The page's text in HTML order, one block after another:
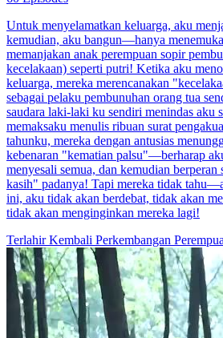
Untuk menyelamatkan keluarga, aku
kemudian, aku bangun—hanya
memanjakan anak perempuan sopir
kecelakaan) seperti putri! Ketika aku
keluarga, mereka merencanakan
sebagai pelaku pembunuhan orang tua
saudara laki-laki ku sendiri menindas aku
memaksaku menulis ribuan surat
tahunku, mereka dengan antusias
kebenaran "kematian palsu"—berharap
menyesali semua, dan kemudian
kasih" padanya! Tapi mereka tidak
ini, aku tidak akan berdebat, tidak akan
tidak akan menginginkan mereka lagi!
Terlahir Kembali Perkembangan